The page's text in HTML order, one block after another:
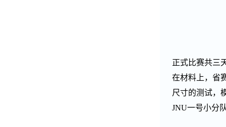
正式比赛共三
在材料上，省
尺寸的测试，
JNU一号小分